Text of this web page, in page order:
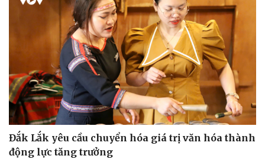
Đắk Lắk yêu cầu chuyển hóa giá trị văn hóa thành
động lực tăng trưởng